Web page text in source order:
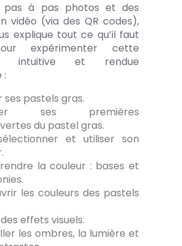
pas à pas photos et des
vidéo (via des QR codes),
explique tout ce qu’il faut
expérimenter cette
intuitive et rendue
:
ses pastels gras.
ses premières
du pastel gras.
et utiliser son
la couleur : bases et
les couleurs des pastels
effets visuels.
les ombres, la lumière et